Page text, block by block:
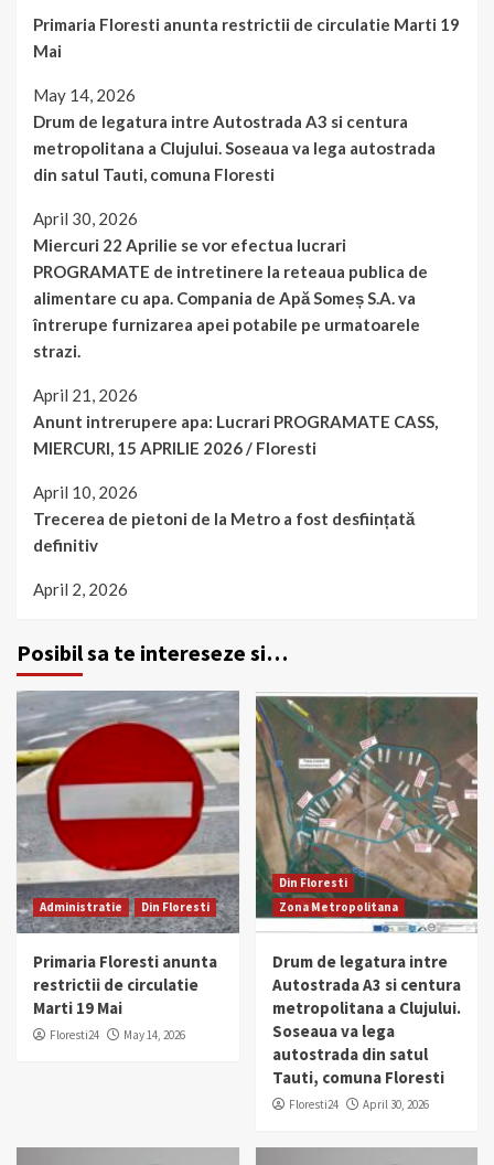
Primaria Floresti anunta restrictii de circulatie Marti 19
Mai
May 14, 2026
Drum de legatura intre Autostrada A3 si centura
metropolitana a Clujului. Soseaua va lega autostrada
din satul Tauti, comuna Floresti
April 30, 2026
Miercuri 22 Aprilie se vor efectua lucrari
PROGRAMATE de intretinere la reteaua publica de
alimentare cu apa. Compania de Apă Someș S.A. va
întrerupe furnizarea apei potabile pe urmatoarele
strazi.
April 21, 2026
Anunt intrerupere apa: Lucrari PROGRAMATE CASS,
MIERCURI, 15 APRILIE 2026 / Floresti
April 10, 2026
Trecerea de pietoni de la Metro a fost desființată
definitiv
April 2, 2026
Posibil sa te intereseze si…
Administratie Din Floresti
Primaria Floresti anunta
restrictii de circulatie
Marti 19 Mai
Floresti24 May 14, 2026
Din Floresti
Zona Metropolitana
Drum de legatura intre
Autostrada A3 si centura
metropolitana a Clujului.
Soseaua va lega
autostrada din satul
Tauti, comuna Floresti
Floresti24 April 30, 2026